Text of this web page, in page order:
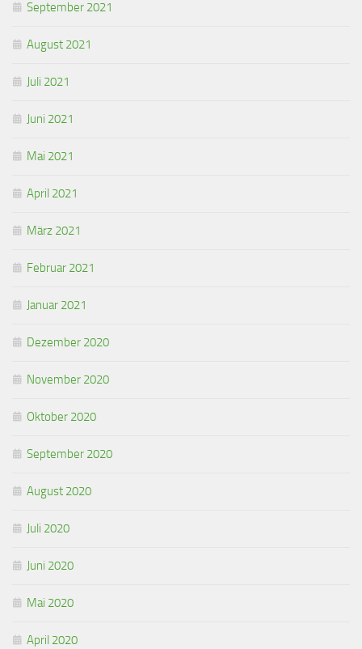
September 2021
August 2021
Juli 2021
Juni 2021
Mai 2021
April 2021
März 2021
Februar 2021
Januar 2021
Dezember 2020
November 2020
Oktober 2020
September 2020
August 2020
Juli 2020
Juni 2020
Mai 2020
April 2020